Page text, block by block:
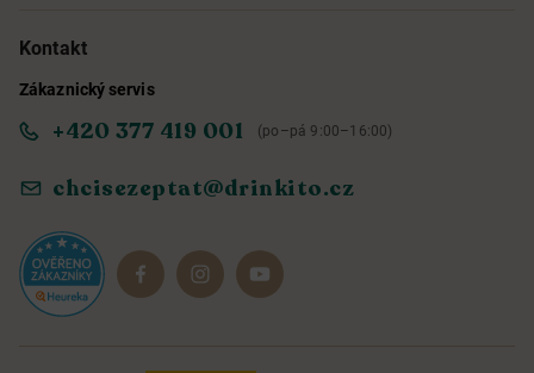
Obchodní podmínky
Ochrana osobních údajů
Reklamace a vrácení
O nás
Informace o přístupnosti služby
Dárkové sady
Kontakt
Zákaznický servis
+420 377 419 001 (po–pá 9:00–16:00)
chcisezeptat@drinkito.cz